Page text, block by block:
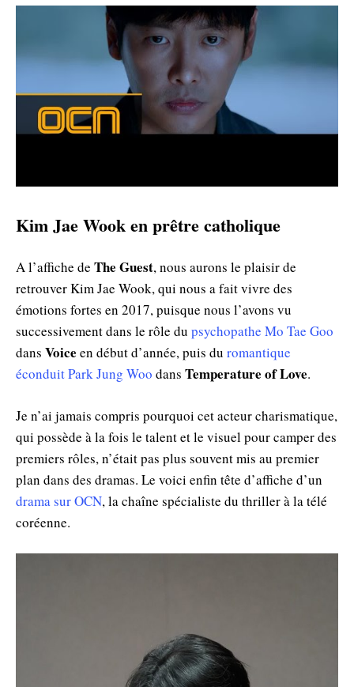
Kim Jae Wook en prêtre catholique
A l’affiche de The Guest, nous aurons le plaisir de
retrouver Kim Jae Wook, qui nous a fait vivre des
émotions fortes en 2017, puisque nous l’avons vu
successivement dans le rôle du psychopathe Mo Tae Goo
dans Voice en début d’année, puis du romantique
éconduit Park Jung Woo dans Temperature of Love.
Je n’ai jamais compris pourquoi cet acteur charismatique,
qui possède à la fois le talent et le visuel pour camper des
premiers rôles, n’était pas plus souvent mis au premier
plan dans des dramas. Le voici enfin tête d’affiche d’un
drama sur OCN, la chaîne spécialiste du thriller à la télé
coréenne.